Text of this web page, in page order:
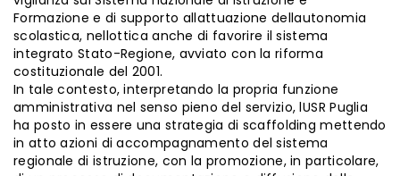
Formazione e di supporto allattuazione dellautonomia
scolastica, nellottica anche di favorire il sistema
integrato Stato-Regione, avviato con la riforma
costituzionale del 2001.
In tale contesto, interpretando la propria funzione
amministrativa nel senso pieno del servizio, lUSR Puglia
ha posto in essere una strategia di scaffolding mettendo
in atto azioni di accompagnamento del sistema
regionale di istruzione, con la promozione, in particolare,